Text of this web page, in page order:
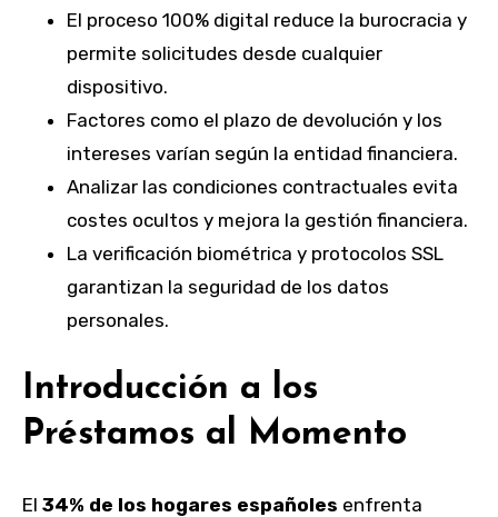
El proceso 100% digital reduce la burocracia y
permite solicitudes desde cualquier
dispositivo.
Factores como el plazo de devolución y los
intereses varían según la entidad financiera.
Analizar las condiciones contractuales evita
costes ocultos y mejora la gestión financiera.
La verificación biométrica y protocolos SSL
garantizan la seguridad de los datos
personales.
Introducción a los
Préstamos al Momento
El 34% de los hogares españoles enfrenta